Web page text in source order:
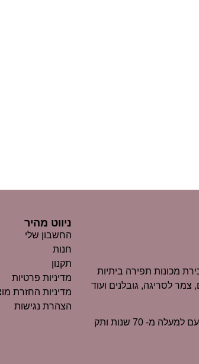
מכונות תפירה ביתיות
צמר לסריגה, גובלנים ועוד
״מרקוביץ״ הוא כיום אחד העסקים הוותיקים ביותר בנוף החיפאי עם למעלה מ- 70 שנות ותק
ניווט מהיר
החשבון שלי
חנות
תקנון
מדיניות פרטיות
מדיניות החזרת
הצהרת נגישות